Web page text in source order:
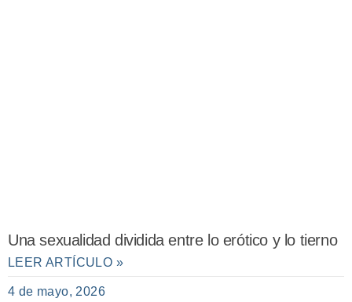
Una sexualidad dividida entre lo erótico y lo tierno
LEER ARTÍCULO »
4 de mayo, 2026